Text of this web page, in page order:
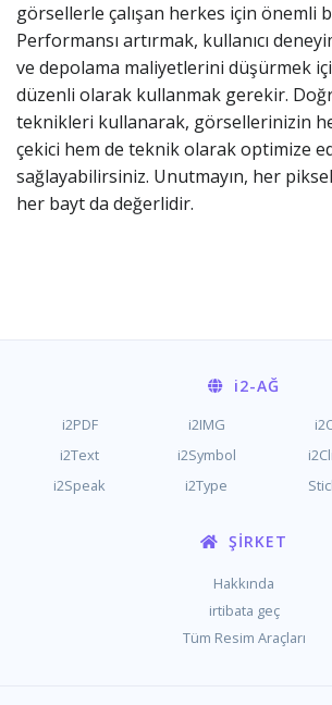
görsellerle çalışan herkes için önemli
Performansı artırmak, kullanıcı
ve depolama maliyetlerini düşürmek
düzenli olarak kullanmak gerekir.
teknikleri kullanarak, görsellerinizin
çekici hem de teknik olarak optimize
sağlayabilirsiniz. Unutmayın, her
her bayt da değerlidir.
i2-AĞ
i2PDF i2IMG
i2Text
i2Symbol
i2Speak
i2Type
ŞIRKET
Hakkında
irtibata geç
Tüm Resim Araçları